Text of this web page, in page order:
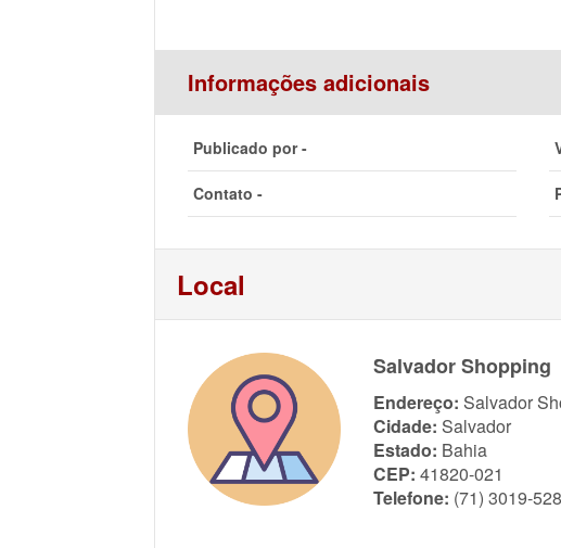
Informações adicionais
Publicado por -
Contato -
Local
Salvador Shopping
Endereço: Salvador
Cidade: Salvador
Estado: Bahia
CEP: 41820-021
Telefone: (71) 3019-